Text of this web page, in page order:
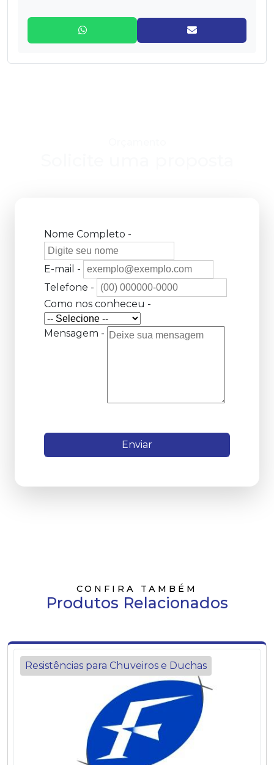
LORENZETTI - 3T - 110v ou 220v
Nome Completo -
E-mail -
Telefone -
Como nos conheceu -
Mensagem -
Enviar
CONFIRA TAMBÉM
Produtos Relacionados
Resistências para Chuveiros e Duchas